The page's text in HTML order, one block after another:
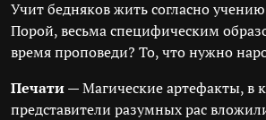
Учит бедняков жить согласно
Порой, весьма специфическим
время проповеди? То, что нужно
Печати— Магические артефакты, в
представители разумных рас